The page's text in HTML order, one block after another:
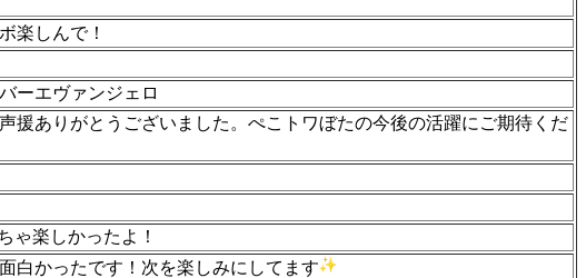
楽しんで！
ーエヴァンジェロ
援ありがとうございました。ぺこトワぼたの今後の活躍にご期待くだ
ゃ楽しかったよ！
白かったです！次を楽しみにしてます